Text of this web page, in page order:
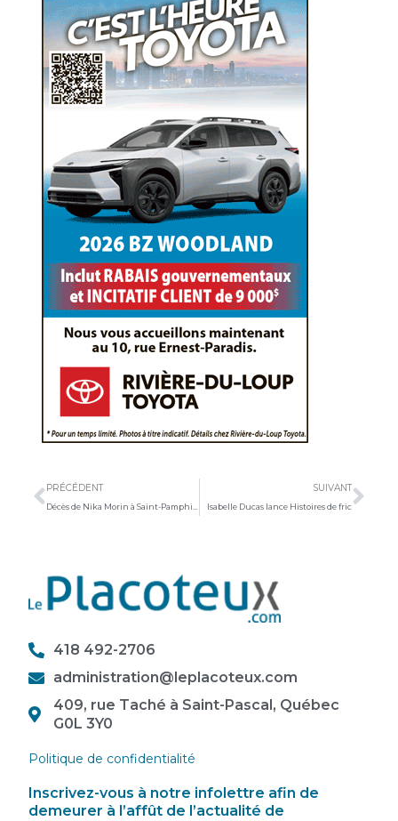
PRÉCÉDENT SUIVANT
Isabelle Ducas lance Histoires de fric
418 492-2706
administration@leplacoteux.com
409, rue Taché à Saint-Pascal, Québec
G0L 3Y0
Politique de confidentialité
Inscrivez-vous à notre infolettre afin de
demeurer à l’affût de l’actualité de